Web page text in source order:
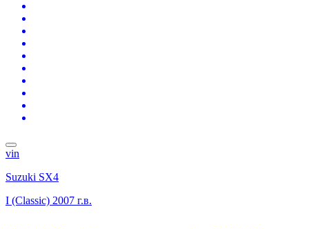
vin
Suzuki SX4
I (Classic) 2007 г.в.